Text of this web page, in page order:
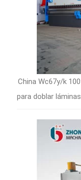
China Wc67y/k
para doblar